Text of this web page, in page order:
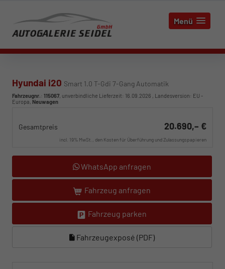
Menü
Hyundai i20 Smart 1.0 T-Gdi 7-Gang Automatik
Fahrzeugnr.: 115067, unverbindliche Lieferzeit: 16.09.2026 , Landesversion: EU -
Europa, Neuwagen
Gesamtpreis 20.690,– €
incl. 19% MwSt., den Kosten für Überführung und Zulassungspapieren
WhatsApp anfragen
Fahrzeug anfragen
Fahrzeug parken
Fahrzeugexposé (PDF)